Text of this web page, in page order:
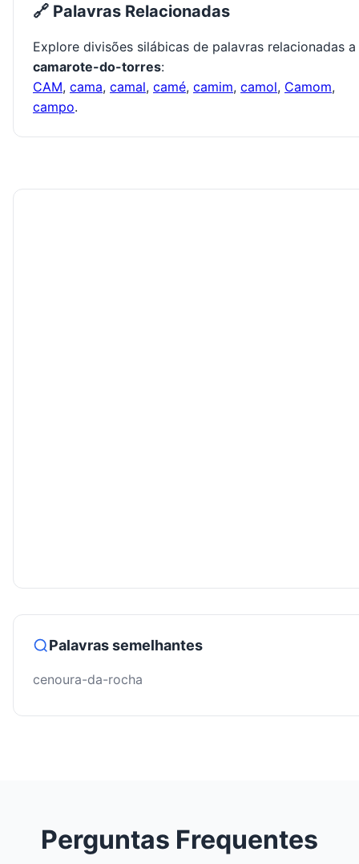
🔗 Palavras Relacionadas
Explore divisões silábicas de palavras relacionadas a
camarote-do-torres:
CAM, cama, camal, camé, camim, camol, Camom,
campo.
Palavras semelhantes
cenoura-da-rocha
Perguntas Frequentes